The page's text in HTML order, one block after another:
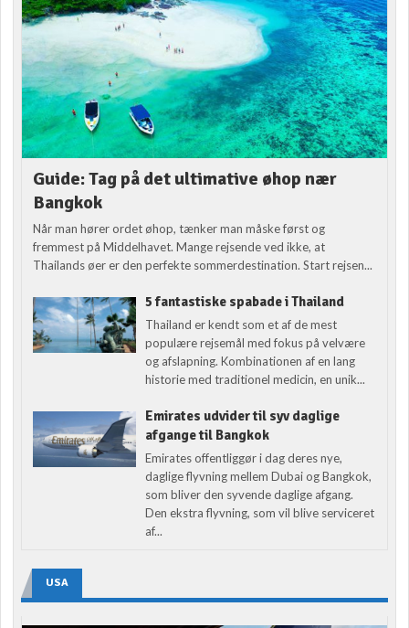
Guide: Tag på det ultimative øhop nær
Bangkok
Når man hører ordet øhop, tænker man måske først og
fremmest på Middelhavet. Mange rejsende ved ikke, at
Thailands øer er den perfekte sommerdestination. Start rejsen...
5 fantastiske spabade i Thailand
Thailand er kendt som et af de mest
populære rejsemål med fokus på velvære
og afslapning. Kombinationen af en lang
historie med traditionel medicin, en unik...
Emirates udvider til syv daglige
afgange til Bangkok
Emirates offentliggør i dag deres nye,
daglige flyvning mellem Dubai og Bangkok,
som bliver den syvende daglige afgang.
Den ekstra flyvning, som vil blive serviceret
af...
USA